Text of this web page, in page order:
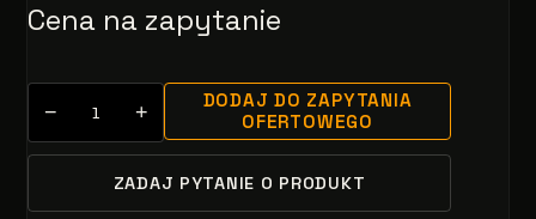
Cena na zapytanie
− +
DODAJ DO ZAPYTANIA
OFERTOWEGO
ZADAJ PYTANIE O PRODUKT